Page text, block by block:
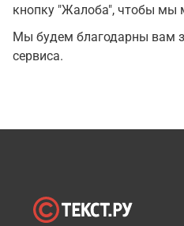
кнопку "Жалоба", чтобы мы
Мы будем благодарны вам
сервиса.